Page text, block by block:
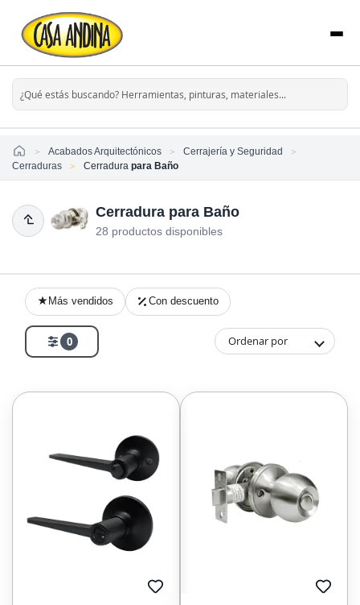
HomeAcabados Arquitectónicos
Cerrajería y Seguridad
Cerraduras
Cerradura para Baño
Cerradura para Baño
28 productos disponibles
Más vendidos Con descuento
0 Ordenar por
AGREGAR